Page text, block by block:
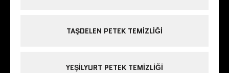
TAŞDELEN PETEK TEMIZLIĞI
YEŞILYURT PETEK TEMIZLIĞI